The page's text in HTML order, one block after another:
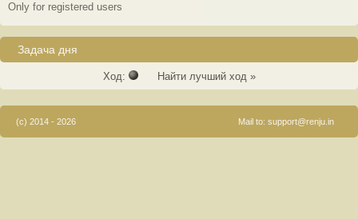
Only for registered users
Задача дня
Ход: Найти лучший ход »
(c) 2014 - 2026 Mail to: support@renju.in